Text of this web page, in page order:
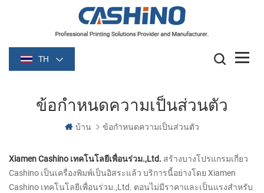
TH
ข้อกำหนดความเป็นส่วนตัว
บ้าน ข้อกำหนดความเป็นส่วนตัว
Xiamen Cashino เทคโนโลยีเพื่อนร่วม.,Ltd. สร้างบางโปรแกรมเกี่ยว
Cashino เป็นเครื่องพิมพ์เป็นอิสระแล้ว บริการนี้อย่างโดย Xiamen
Cashino เทคโนโลยีเพื่อนร่วม.,Ltd. ตอนไม่มีราคาและเป็นแรงสำหรับ